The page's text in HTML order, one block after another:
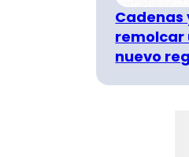
Cadenas
remolcar
nuevo